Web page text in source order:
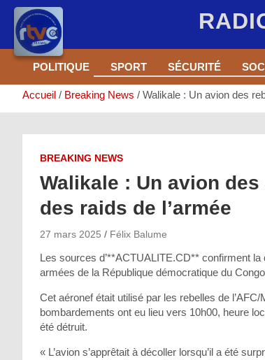
Aller
contenu
POLITIQUE SPORT SÉCURITÉ
Accueil Breaking News Walikale : Un avion des
BREAKING NEWS
Walikale : Un avion
des raids de l’armée
27 mars 2025 Félix Balume
Les sources d’**ACTUALITE.CD** confirment
armées de la République démocratique du
Cet aéronef était utilisé par les rebelles de
bombardements ont eu lieu vers 10h00, heure
été détruit.
« L’avion s’apprêtait à décoller lorsqu’il a été